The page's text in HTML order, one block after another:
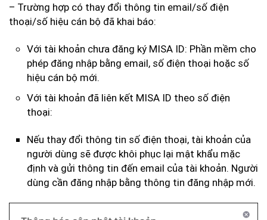
– Trường hợp có thay đổi thông tin email/số điện
thoại/số hiệu cán bộ đã khai báo:
Với tài khoản chưa đăng ký MISA ID: Phần mềm cho
phép đăng nhập bằng email, số điện thoại hoặc số
hiệu cán bộ mới.
Với tài khoản đã liên kết MISA ID theo số điện
thoại:
Nếu thay đổi thông tin số điện thoại, tài khoản của
người dùng sẽ được khôi phục lại mật khẩu mặc
định và gửi thông tin đến email của tài khoản. Người
dùng cần đăng nhập bằng thông tin đăng nhập mới.